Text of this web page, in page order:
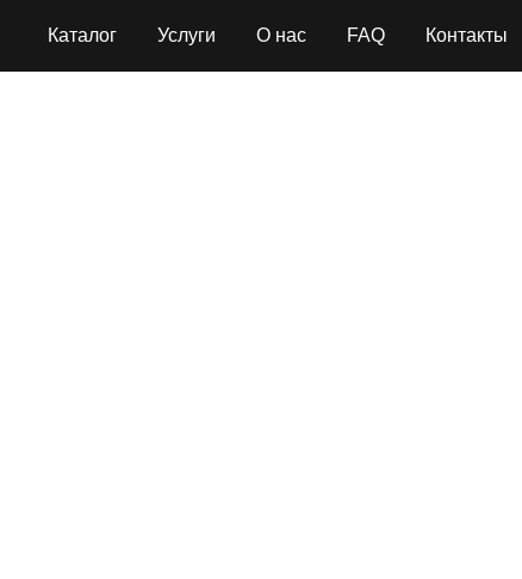
Каталог Услуги О нас FAQ Контакты